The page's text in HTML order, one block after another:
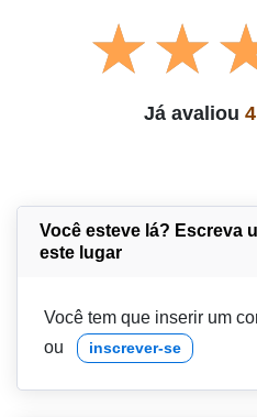
Já avaliou
Você esteve lá? Escreva
este lugar
Você tem que inserir um
ou inscrever-se